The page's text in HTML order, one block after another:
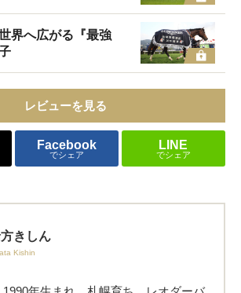
界へ広がる『最強
レビューを見る
Facebook
でシェア
LINE
でシェア
きしん
Kishin